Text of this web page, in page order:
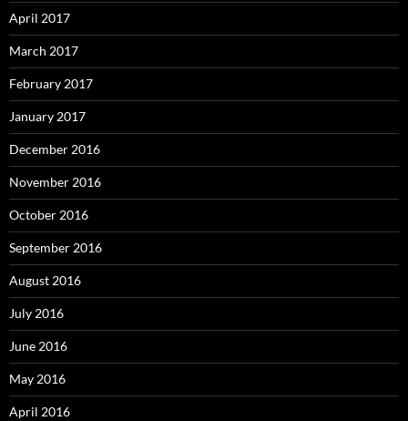
April 2017
March 2017
February 2017
January 2017
December 2016
November 2016
October 2016
September 2016
August 2016
July 2016
June 2016
May 2016
April 2016